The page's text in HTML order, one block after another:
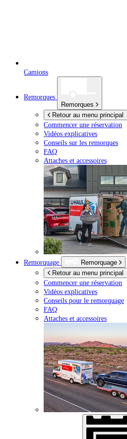
Camions
Remorques
Remorques
Retour au menu principal
Commencer une réservation
Vidéos explicatives
Conseils sur les remorques
FAQ
Attaches et accessoires
Remorquage
Remorquage
Retour au menu principal
Commencer une réservation
Vidéos explicatives
Conseils pour le remorquage
FAQ
Attaches et accessoires